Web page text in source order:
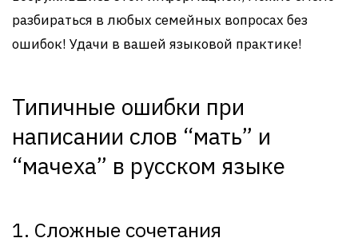
разбираться в любых семейных вопросах без
ошибок! Удачи в вашей языковой практике!
Типичные ошибки при
написании слов “мать” и
“мачеха” в русском языке
1. Сложные сочетания